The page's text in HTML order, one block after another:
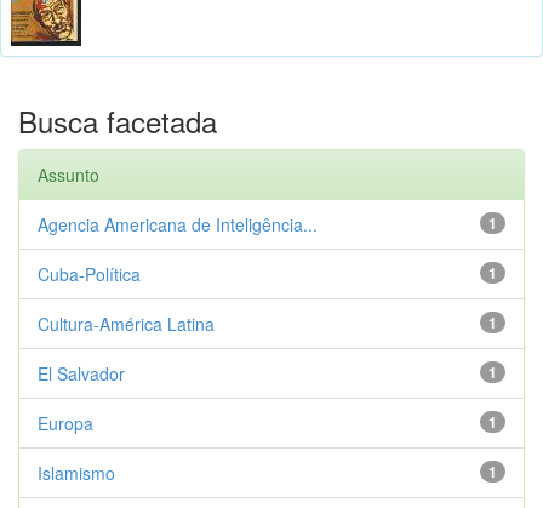
Busca facetada
Assunto
1
Agencia Americana de Inteligência...
1
Cuba-Política
1
Cultura-América Latina
1
El Salvador
1
Europa
1
Islamismo